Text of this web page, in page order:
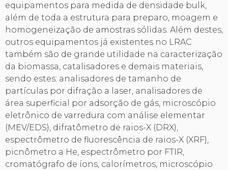
equipamentos para medida de densidade bulk,
além de toda a estrutura para preparo, moagem e
homogeneização de amostras sólidas. Além destes,
outros equipamentos já existentes no LRAC
também são de grande utilidade na caracterização
da biomassa, catalisadores e demais materiais,
sendo estes: analisadores de tamanho de
partículas por difração a laser, analisadores de
área superficial por adsorção de gás, microscópio
eletrônico de varredura com análise elementar
(MEV/EDS), difratômetro de raios-X (DRX),
espectrômetro de fluorescência de raios-X (XRF),
picnômetro a He, espectrômetro por FTIR,
cromatógrafo de íons, calorímetros, microscópio